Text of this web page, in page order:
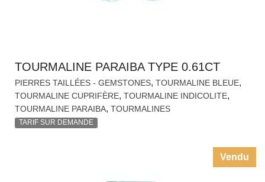
TOURMALINE PARAIBA TYPE 0.61CT
PIERRES TAILLÉES - GEMSTONES, TOURMALINE BLEUE,
TOURMALINE CUPRIFÈRE, TOURMALINE INDICOLITE,
TOURMALINE PARAIBA, TOURMALINES
TARIF SUR DEMANDE
Vendu